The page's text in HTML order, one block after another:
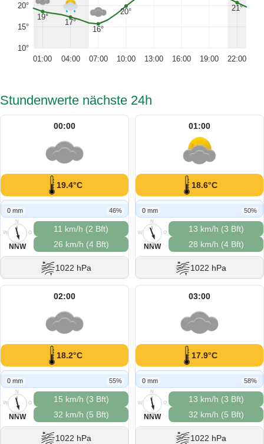
10°
15°
20°
19°
17°
16°
20°
21°
01:00 04:00 07:00 10:00 13:00 16:00 19:00 22:00
Stundenwerte nächste 24h
00:00
19.4°C
0 mm 46%
N
O
S
W
NNW
11 km/h (2 Bft)
26 km/h (4 Bft)
1022 hPa
01:00
18.6°C
0 mm 50%
N
O
S
W
NNW
13 km/h (3 Bft)
28 km/h (4 Bft)
1022 hPa
02:00
18.2°C
0 mm 55%
N
O
S
W
NNW
15 km/h (3 Bft)
32 km/h (5 Bft)
1022 hPa
03:00
17.9°C
0 mm 58%
N
O
S
W
NNW
13 km/h (3 Bft)
32 km/h (5 Bft)
1022 hPa